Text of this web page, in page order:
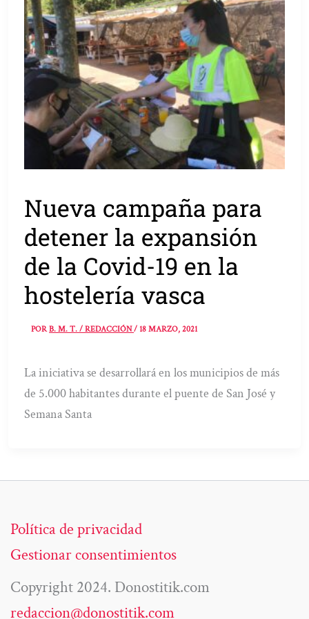
Nueva campaña para
detener la expansión
de la Covid-19 en la
hostelería vasca
PORB. M. T. / REDACCIÓN/18 MARZO, 2021
La iniciativa se desarrollará en los municipios de más
de 5.000 habitantes durante el puente de San José y
Semana Santa
Política de privacidad
Gestionar consentimientos
Copyright 2024. Donostitik.com
redaccion@donostitik.com